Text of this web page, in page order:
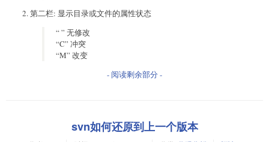
第二栏: 显示目录或文件的属性状态
“ ” 无修改
“C” 冲突
“M” 改变
- 阅读剩余部分 -
svn如何还原到上一个版本